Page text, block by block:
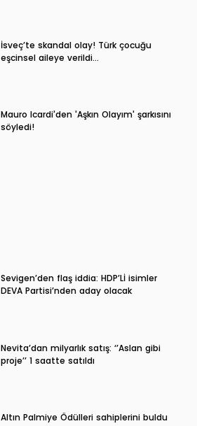
İsveç’te skandal olay! Türk çocuğu
eşcinsel aileye verildi…
Mauro Icardi'den 'Aşkın Olayım' şarkısını
söyledi!
Sevigen’den flaş iddia: HDP’Lİ isimler
DEVA Partisi’nden aday olacak
Nevita’dan milyarlık satış: ‘’Aslan gibi
proje’’ 1 saatte satıldı
Altın Palmiye Ödülleri sahiplerini buldu